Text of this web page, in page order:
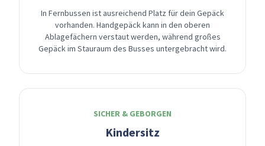
In Fernbussen ist ausreichend Platz für dein Gepäck
vorhanden. Handgepäck kann in den oberen
Ablagefächern verstaut werden, während großes
Gepäck im Stauraum des Busses untergebracht wird.
SICHER & GEBORGEN
Kindersitz